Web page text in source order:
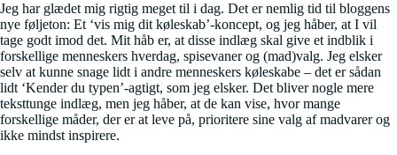
Jeg har glædet mig rigtig meget til i dag. Det er nemlig tid til bloggens
nye føljeton: Et ‘vis mig dit køleskab’-koncept, og jeg håber, at I vil
tage godt imod det. Mit håb er, at disse indlæg skal give et indblik i
forskellige menneskers hverdag, spisevaner og (mad)valg. Jeg elsker
selv at kunne snage lidt i andre menneskers køleskabe – det er sådan
lidt ‘Kender du typen’-agtigt, som jeg elsker. Det bliver nogle mere
teksttunge indlæg, men jeg håber, at de kan vise, hvor mange
forskellige måder, der er at leve på, prioritere sine valg af madvarer og
ikke mindst inspirere.